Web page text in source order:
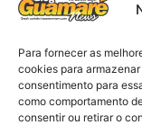
Para fornecer as
cookies para
consentimento para
como comportamento
consentir ou retirar o